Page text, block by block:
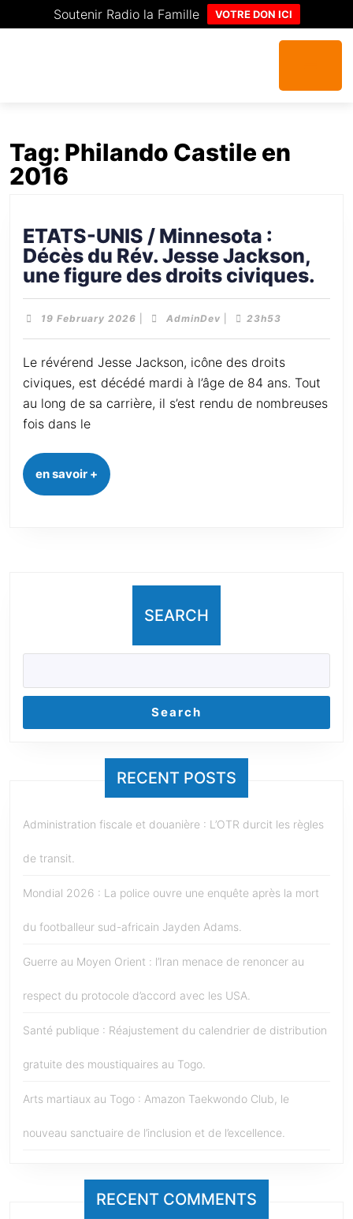
Soutenir Radio la Famille VOTRE DON ICI
Tag: Philando Castile en
2016
ETATS-UNIS / Minnesota :
Décès du Rév. Jesse Jackson,
une figure des droits civiques.
19 February 2026 AdminDev 23h53
Le révérend Jesse Jackson, icône des droits
civiques, est décédé mardi à l’âge de 84 ans. Tout
au long de sa carrière, il s’est rendu de nombreuses
fois dans le
en savoir +
SEARCH
Search
RECENT POSTS
Administration fiscale et douanière : L’OTR durcit les règles
de transit.
Mondial 2026 : La police ouvre une enquête après la mort
du footballeur sud-africain Jayden Adams.
Guerre au Moyen Orient : l’Iran menace de renoncer au
respect du protocole d’accord avec les USA.
Santé publique : Réajustement du calendrier de distribution
gratuite des moustiquaires au Togo.
Arts martiaux au Togo : Amazon Taekwondo Club, le
nouveau sanctuaire de l’inclusion et de l’excellence.
RECENT COMMENTS